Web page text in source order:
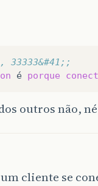
33333&#41;;
é porque
outros não,
cliente se